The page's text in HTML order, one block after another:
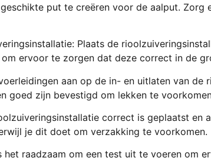
put te creëren voor de aalput.
Plaats de
ervoor te zorgen dat deze correct in de
aan op de in- en uitlaten van
goed zijn bevestigd om lekken te
correct is geplaatst
je dit doet om verzakking te voorkomen.
het raadzaam om een test uit te voeren